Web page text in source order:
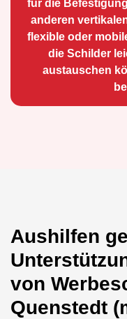
für die
anderen
flexible oder
die Schilder
austauschen
Aushilfen
von
Quenstedt